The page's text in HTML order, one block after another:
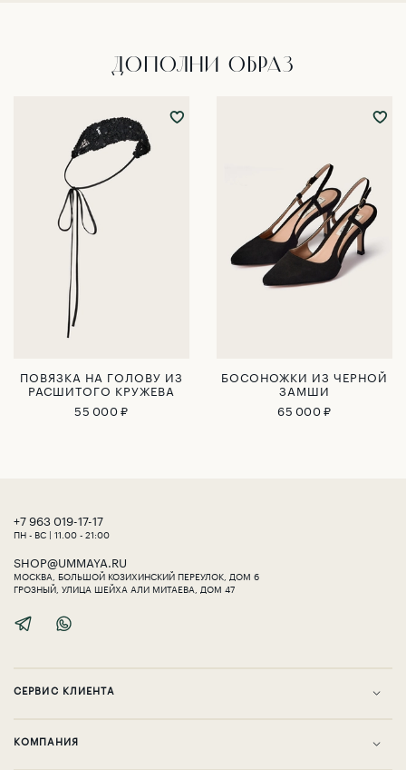
ДОПОЛНИ ОБРАЗ
ПОВЯЗКА НА ГОЛОВУ ИЗ
РАСШИТОГО КРУЖЕВА
55 000 ₽
БОСОНОЖКИ ИЗ ЧЕРНОЙ
ЗАМШИ
65 000 ₽
СЕРВИС КЛИЕНТА
KОМПАНИЯ
‎+7 963 019-17-17
ПН - ВС | 11.00 - 21:00
SHOP@UMMAYA.RU
МОСКВА, БОЛЬШОЙ КОЗИХИНСКИЙ ПЕРЕУЛОК, ДОМ 6
ГРОЗНЫЙ, УЛИЦА ШЕЙХА АЛИ МИТАЕВА, ДОМ 47